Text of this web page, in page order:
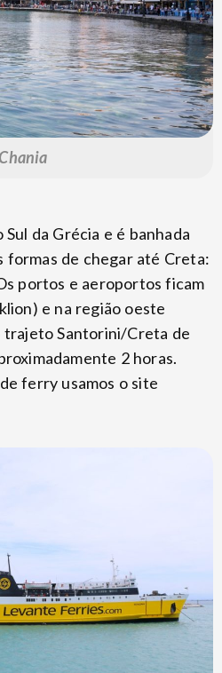
da Grécia e é banhada
formas de chegar até Creta:
portos e aeroportos ficam
e na região oeste
trajeto Santorini/Creta de
2 horas.
ferry usamos o site